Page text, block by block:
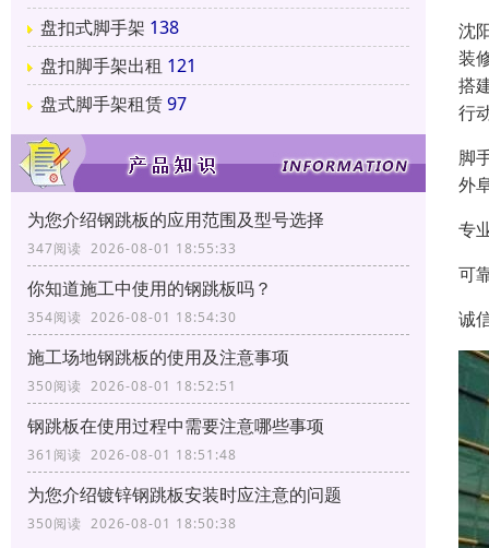
盘扣式脚手架 138
盘扣脚手架出租 121
盘式脚手架租赁97
为您介绍钢跳板的应用范围及型号选择
347阅读 2026-08-01 18:55:33
你知道施工中使用的钢跳板吗？
354阅读 2026-08-01 18:54:30
施工场地钢跳板的使用及注意事项
350阅读 2026-08-01 18:52:51
钢跳板在使用过程中需要注意哪些事项
361阅读 2026-08-01 18:51:48
为您介绍镀锌钢跳板安装时应注意的问题
350阅读 2026-08-01 18:50:38
沈
装
搭
行
脚
外
专
可
诚